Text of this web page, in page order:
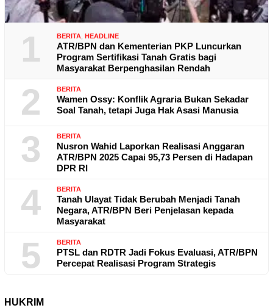
1 BERITA HEADLINE
ATR/BPN dan Kementerian PKP Luncurkan
Program Sertifikasi Tanah Gratis bagi
Masyarakat Berpenghasilan Rendah
2 BERITA
Wamen Ossy: Konflik Agraria Bukan Sekadar
Soal Tanah, tetapi Juga Hak Asasi Manusia
3 BERITA
Nusron Wahid Laporkan Realisasi Anggaran
ATR/BPN 2025 Capai 95,73 Persen di Hadapan
DPR RI
4 BERITA
Tanah Ulayat Tidak Berubah Menjadi Tanah
Negara, ATR/BPN Beri Penjelasan kepada
Masyarakat
5 BERITA
PTSL dan RDTR Jadi Fokus Evaluasi, ATR/BPN
Percepat Realisasi Program Strategis
HUKRIM